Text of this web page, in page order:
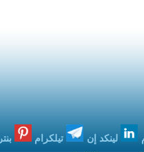
بنترست بلوكر فليبورد